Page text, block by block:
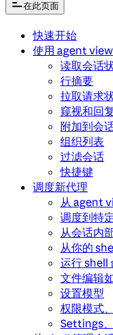
在此页面
快速开始
使用 agent
读取会话
行摘要
拉取请求
窥视和回复
附加到会
组织列表
过滤会话
快捷键
调度新代理
从 agent
调度到特
从会话内
从你的
运行 shell
文件编辑
设置模型
权限模式
Settings